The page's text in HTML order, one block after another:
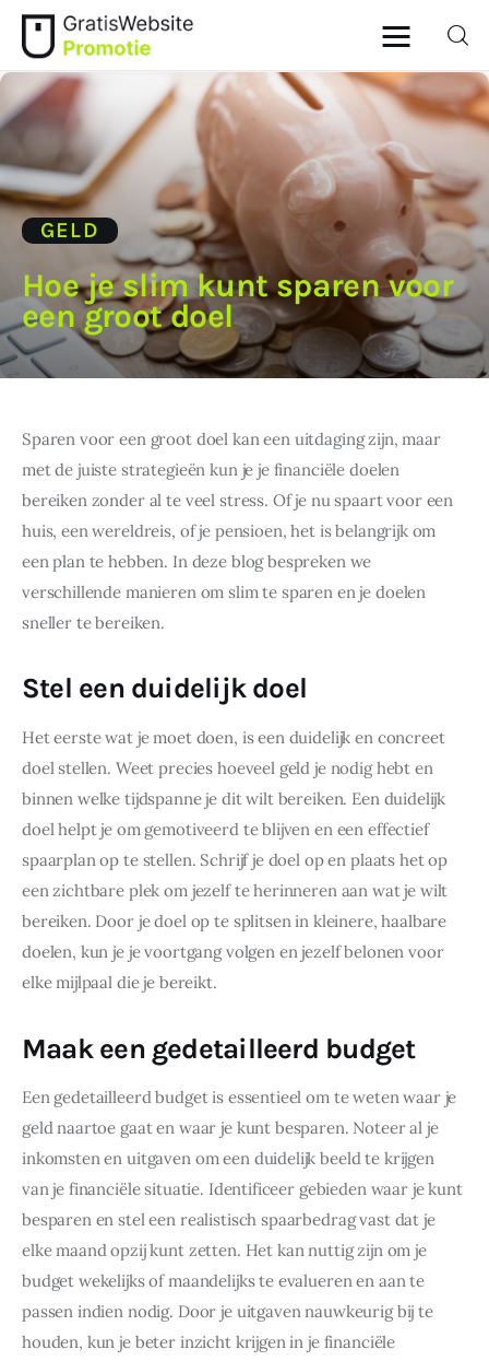
Home
Dieren
Geld
Gezondheid
Lifestyle
Ouders
Wonen
GELD
Hoe je slim kunt sparen voor
een groot doel
Sparen voor een groot doel kan een uitdaging zijn, maar
met de juiste strategieën kun je je financiële doelen
bereiken zonder al te veel stress. Of je nu spaart voor een
huis, een wereldreis, of je pensioen, het is belangrijk om
een plan te hebben. In deze blog bespreken we
verschillende manieren om slim te sparen en je doelen
sneller te bereiken.
Stel een duidelijk doel
Het eerste wat je moet doen, is een duidelijk en concreet
doel stellen. Weet precies hoeveel geld je nodig hebt en
binnen welke tijdspanne je dit wilt bereiken. Een duidelijk
doel helpt je om gemotiveerd te blijven en een effectief
spaarplan op te stellen. Schrijf je doel op en plaats het op
een zichtbare plek om jezelf te herinneren aan wat je wilt
bereiken. Door je doel op te splitsen in kleinere, haalbare
doelen, kun je je voortgang volgen en jezelf belonen voor
elke mijlpaal die je bereikt.
Maak een gedetailleerd budget
Een gedetailleerd budget is essentieel om te weten waar je
geld naartoe gaat en waar je kunt besparen. Noteer al je
inkomsten en uitgaven om een duidelijk beeld te krijgen
van je financiële situatie. Identificeer gebieden waar je kunt
besparen en stel een realistisch spaarbedrag vast dat je
elke maand opzij kunt zetten. Het kan nuttig zijn om je
budget wekelijks of maandelijks te evalueren en aan te
passen indien nodig. Door je uitgaven nauwkeurig bij te
houden, kun je beter inzicht krijgen in je financiële